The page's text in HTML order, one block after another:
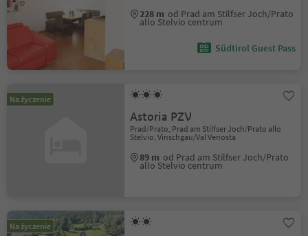
228 m od Prad am Stilfser Joch/Prato
allo Stelvio centrum
Südtirol Guest Pass
Na życzenie
Astoria PZV
Prad/Prato, Prad am Stilfser Joch/Prato allo
Stelvio, Vinschgau/Val Venosta
89 m od Prad am Stilfser Joch/Prato
allo Stelvio centrum
Na życzenie